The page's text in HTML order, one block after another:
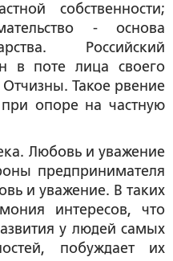
собственности;
- основа
Российский
в поте лица своего
Отчизны. Такое рвение
опоре на частную
Любовь и уважение
предпринимателя
и уважение. В таких
интересов, что
у людей самых
побуждает их